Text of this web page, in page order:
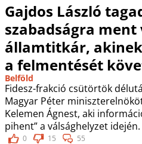
Gajdos László
szabadságra ment
államtitkár, akinek
a felmentését
Belföld
Fidesz-frakció csütörtök
Magyar Péter
Kelemen Ágnest, aki
pihent” a válsághelyzet idején.
0 15 55